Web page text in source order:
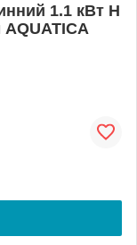
1.1 кВт H